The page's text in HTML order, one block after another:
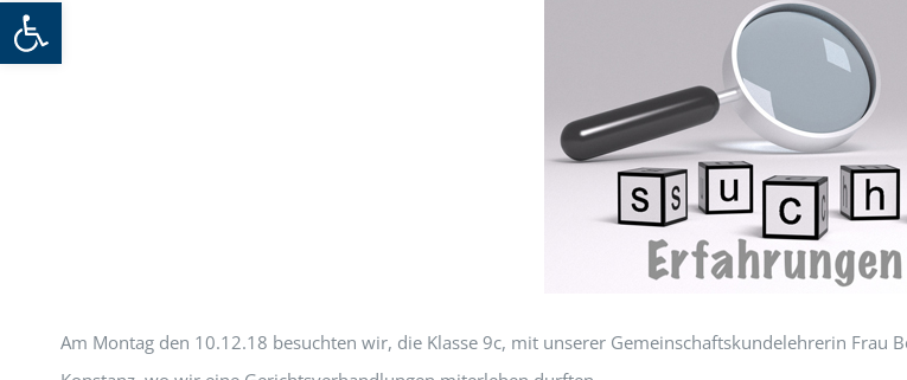
Werkzeugleiste öffnen
Am Montag den 10.12.18 besuchten wir, die Klasse 9c, mit unserer Gemeinschaftskundelehrerin Frau